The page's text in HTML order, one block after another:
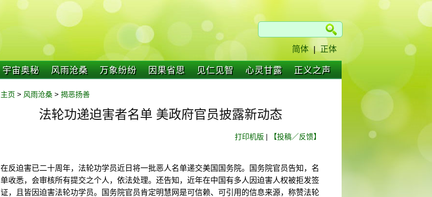
简体 | 正体
宇宙奥秘 风雨沧桑 万象纷纷 因果省思 见仁见智 心灵甘露 正义之声
主页 > 风雨沧桑 > 揭恶扬善
法轮功递迫害者名单 美政府官员披露新动态
打印机版 | 【投稿／反馈】
在反迫害已二十周年，法轮功学员近日将一批恶人名单递交美国国务院。国务院官员告知，名
单收悉，会审核所有提交之个人，依法处理。还告知，近年在中国有多人因迫害人权被拒发签
证，且皆因迫害法轮功学员。国务院官员肯定明慧网是可信赖、可引用的信息来源，称赞法轮